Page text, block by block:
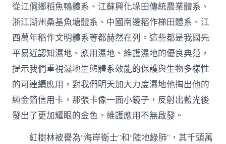
從江侗鄉稻魚鴨體系、江蘇興化垛田傳統農業體系、
浙江湖州桑基魚塘體系、中國南邊稻作梯田體系、江
西萬年稻作文明體系等都赫然在列。這些都是我國先
平易近認知濕地、應用濕地、維護濕地的優良典范，
提示我們重視濕地生態體系效能的保護與生物多樣性
的可連續應用，對我們明天加大力度濕地他掏出他的
純金箔信用卡，那張卡像一面小鏡子，反射出藍光後
發出了更加耀眼的金色。維護應用不無啟發。
紅樹林被譽為“海岸衛士”和“陸地綠肺”，其千頭萬